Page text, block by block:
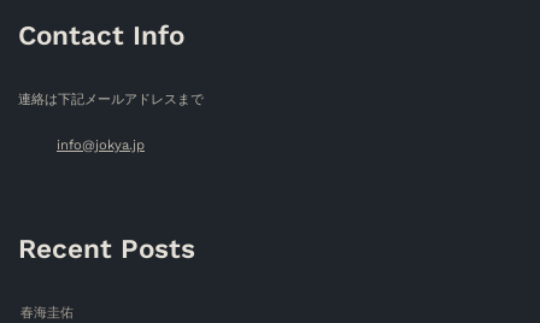
り
Contact Info
連絡は下記メールアドレスまで
info@jokya.jp
Recent Posts
春海圭佑